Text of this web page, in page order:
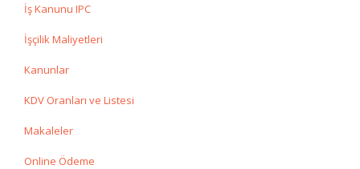
İş Kanunu IPC
İşçilik Maliyetleri
Kanunlar
KDV Oranları ve Listesi
Makaleler
Online Ödeme